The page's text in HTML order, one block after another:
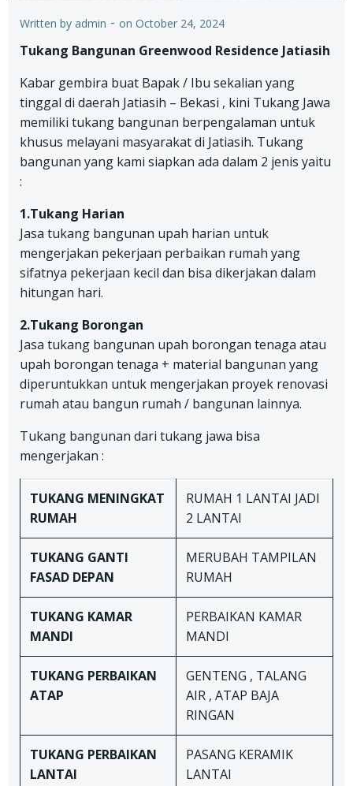
Written by admin - on October 24, 2024
Tukang Bangunan Greenwood Residence Jatiasih
Kabar gembira buat Bapak / Ibu sekalian yang
tinggal di daerah Jatiasih – Bekasi , kini Tukang Jawa
memiliki tukang bangunan berpengalaman untuk
khusus melayani masyarakat di Jatiasih. Tukang
bangunan yang kami siapkan ada dalam 2 jenis yaitu
:
1.Tukang Harian
Jasa tukang bangunan upah harian untuk
mengerjakan pekerjaan perbaikan rumah yang
sifatnya pekerjaan kecil dan bisa dikerjakan dalam
hitungan hari.
2.Tukang Borongan
Jasa tukang bangunan upah borongan tenaga atau
upah borongan tenaga + material bangunan yang
diperuntukkan untuk mengerjakan proyek renovasi
rumah atau bangun rumah / bangunan lainnya.
Tukang bangunan dari tukang jawa bisa
mengerjakan :
TUKANG MENINGKAT
RUMAH
RUMAH 1 LANTAI JADI
2 LANTAI
TUKANG GANTI
FASAD DEPAN
MERUBAH TAMPILAN
RUMAH
TUKANG KAMAR
MANDI
PERBAIKAN KAMAR
MANDI
TUKANG PERBAIKAN
ATAP
GENTENG , TALANG
AIR , ATAP BAJA
RINGAN
TUKANG PERBAIKAN
LANTAI
PASANG KERAMIK
LANTAI